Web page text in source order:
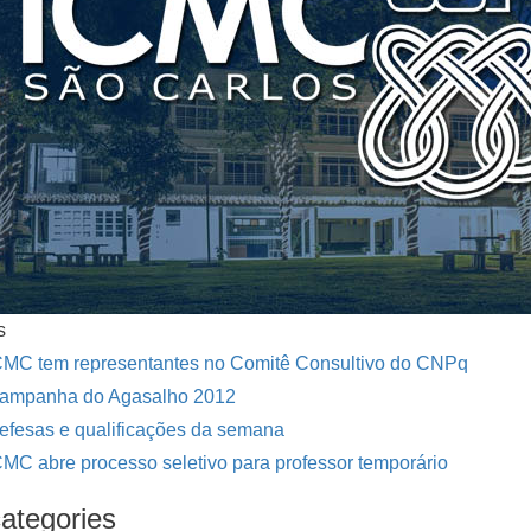
tem representantes no Comitê Consultivo do CNPq
do Agasalho 2012
e qualificações da semana
abre processo seletivo para professor temporário